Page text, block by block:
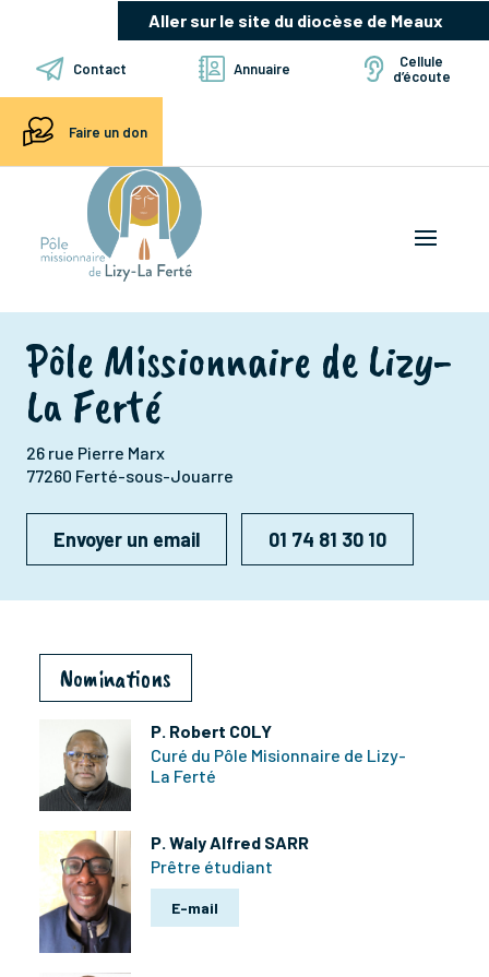
Aller sur le site du diocèse de Meaux
Contact Annuaire
Cellule
d’écoute
Faire un don
Pôle Missionnaire de Lizy-
La Ferté
26 rue Pierre Marx
77260 Ferté-sous-Jouarre
Envoyer un email 01 74 81 30 10
Nominations
P. Robert COLY
Curé du Pôle Misionnaire de Lizy-
La Ferté
P. Waly Alfred SARR
Prêtre étudiant
E-mail